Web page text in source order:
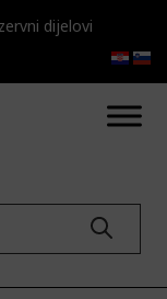
dijelovi​​